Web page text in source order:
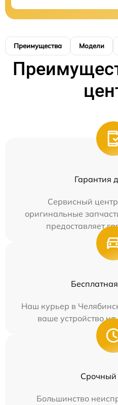
Преимущества Модели
Гарантия
Сервисный
оригинальные
предоставляет
Наш курьер в
ваше устройство
Срочный
Большинство